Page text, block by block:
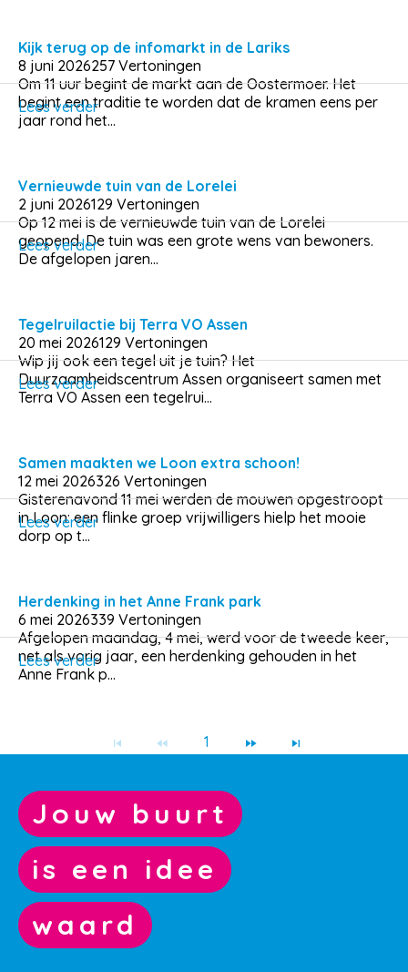
Kijk terug op de infomarkt in de Lariks
8 juni 2026257 Vertoningen
Om 11 uur begint de markt aan de Oostermoer. Het
begint een traditie te worden dat de kramen eens per
jaar rond het...
Lees verder
Vernieuwde tuin van de Lorelei
2 juni 2026129 Vertoningen
Op 12 mei is de vernieuwde tuin van de Lorelei
geopend. De tuin was een grote wens van bewoners.
De afgelopen jaren...
Lees verder
Tegelruilactie bij Terra VO Assen
20 mei 2026129 Vertoningen
Wip jij ook een tegel uit je tuin? Het
Duurzaamheidscentrum Assen organiseert samen met
Terra VO Assen een tegelrui...
Lees verder
Samen maakten we Loon extra schoon!
12 mei 2026326 Vertoningen
Gisterenavond 11 mei werden de mouwen opgestroopt
in Loon: een flinke groep vrijwilligers hielp het mooie
dorp op t...
Lees verder
Herdenking in het Anne Frank park
6 mei 2026339 Vertoningen
Afgelopen maandag, 4 mei, werd voor de tweede keer,
net als vorig jaar, een herdenking gehouden in het
Anne Frank p...
Lees verder
1
Jouw buurt
is een idee
waard